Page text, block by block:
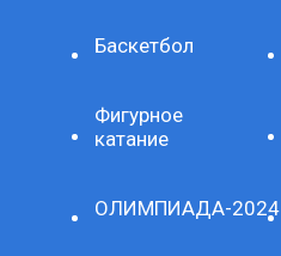
Баскетбол
Фигурное
катание
ОЛИМПИАДА-2024